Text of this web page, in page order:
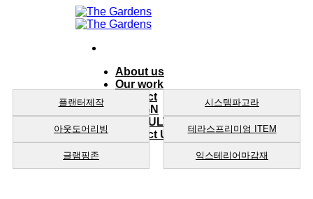
About us
Our work
product
DESIGN
CONSULTING
Contact Us
플랜터제작 시스템파고라
아웃도어리빙 테라스프리미엄 ITEM
글램핑존 익스테리어마감재